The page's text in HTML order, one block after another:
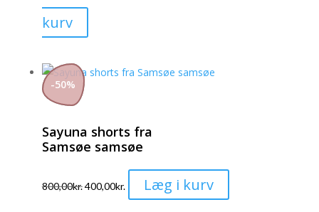
kurv
vare
flere
kan
vælges
varesiden
-50%
Sayuna shorts fra
Samsøe samsøe
800,00kr.400,00kr. Læg i kurv
vare